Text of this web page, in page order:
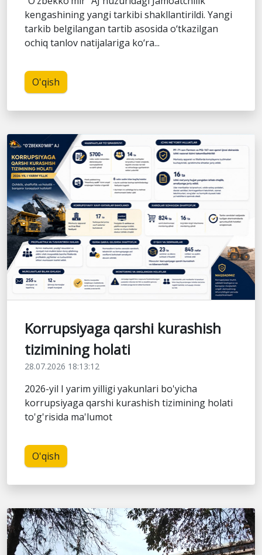
kengashining yangi tarkibi shakllantirildi. Yangi
tarkib belgilangan tartib asosida o‘tkazilgan
ochiq tanlov natijalariga ko‘ra...
O'qish
Korrupsiyaga qarshi kurashish
tizimining holati
28.07.2026 18:13:12
2026-yil I yarim yilligi yakunlari bo'yicha
korrupsiyaga qarshi kurashish tizimining holati
to'g'risida ma'lumot
O'qish